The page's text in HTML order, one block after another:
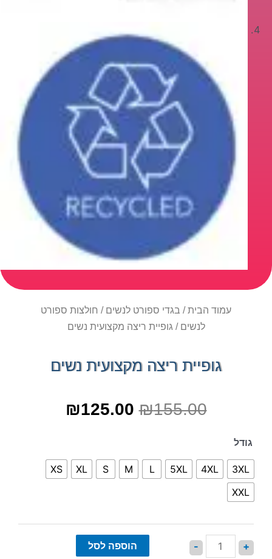
עמוד הבית/ בגדי ספורט לנשים / חולצות ספורט
לנשים / גופיית ריצה מקצועית נשים
גופיית ריצה מקצועית נשים
₪155.00
₪125.00
גודל
3XL
4XL
5XL
L
M
S
XL
XS
XXL
- + הוספה לסל